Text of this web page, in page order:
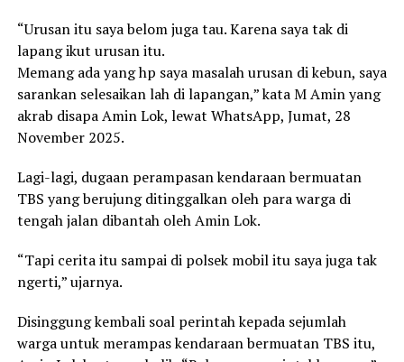
“Urusan itu saya belom juga tau. Karena saya tak di
lapang ikut urusan itu.
Memang ada yang hp saya masalah urusan di kebun, saya
sarankan selesaikan lah di lapangan,” kata M Amin yang
akrab disapa Amin Lok, lewat WhatsApp, Jumat, 28
November 2025.
Lagi-lagi, dugaan perampasan kendaraan bermuatan
TBS yang berujung ditinggalkan oleh para warga di
tengah jalan dibantah oleh Amin Lok.
“Tapi cerita itu sampai di polsek mobil itu saya juga tak
ngerti,” ujarnya.
Disinggung kembali soal perintah kepada sejumlah
warga untuk merampas kendaraan bermuatan TBS itu,